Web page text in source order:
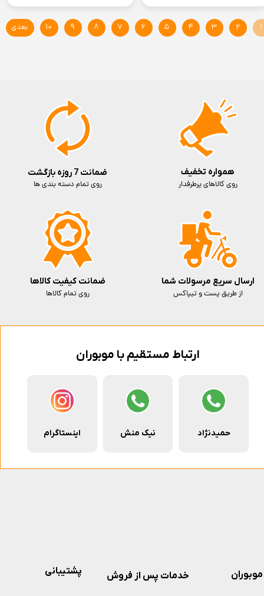
۱ ۲ ۳ ۴ ۵ ۶ ۷ ۸ ۹ ۱۰ بعدی
ارتباط مستقیم با موبوران
حمیدنژاد نیک منش اینستاگرام
ضمانت 7 روزه بازگشت
روی تمام دسته بندی ها
ارسال سریع مرسولات شما
از طریق پست و تیپاکس
ضمانت کیفیت کالاها
روی تمام کالاها
همواره تخفیف
روی کالاهای پرطرفدار
پشتیبانی موبوران خدمات پس از فروش